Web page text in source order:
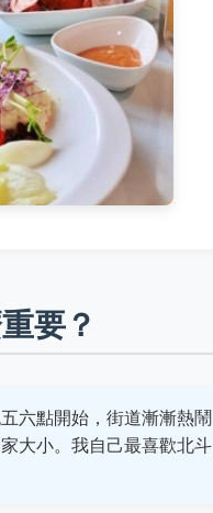
要？
六點開始，街道漸漸熱鬧
大小。我自己最喜歡北斗